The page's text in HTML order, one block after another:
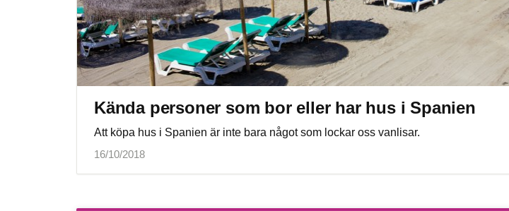
Kända personer som bor eller har hus i Spanien
Att köpa hus i Spanien är inte bara något som lockar oss vanlisar.
16/10/2018